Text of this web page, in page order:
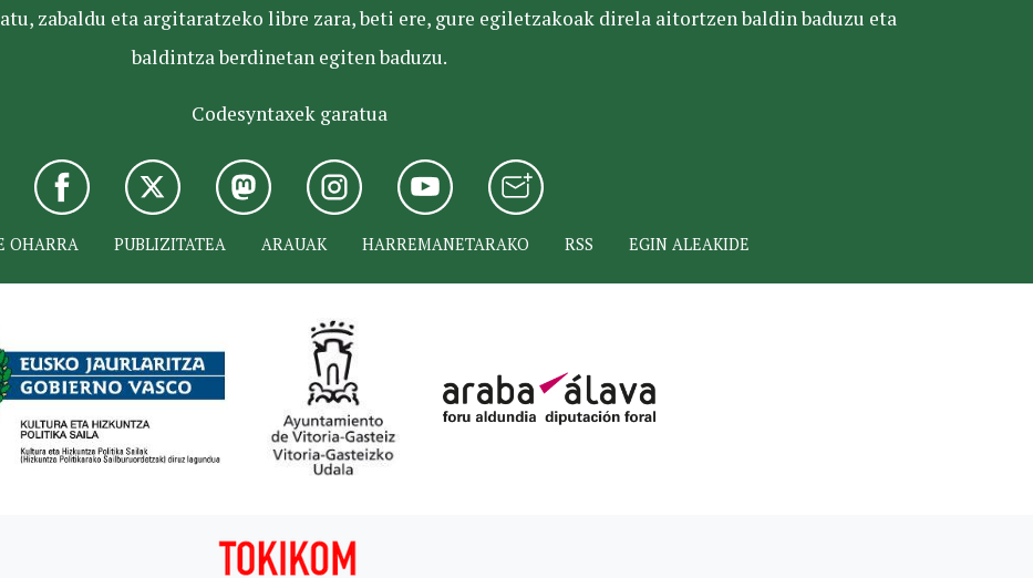
zabaldu eta argitaratzeko libre zara, beti ere, gure egiletzakoak direla aitortzen baldin baduzu eta
baldintza berdinetan egiten baduzu.
Codesyntaxek garatua
OHARRA PUBLIZITATEA ARAUAK HARREMANETARAKO RSS EGIN ALEAKIDE